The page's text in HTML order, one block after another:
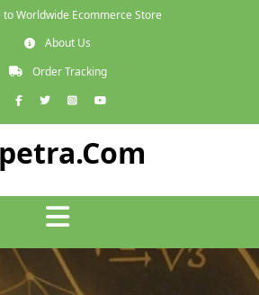
to Worldwide Ecommerce Store
About Us
Order Tracking
FacebookTwitterInstagram